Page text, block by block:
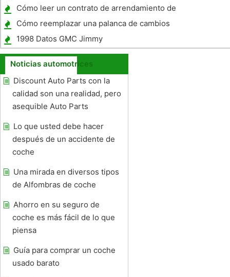
almacenamiento
Cómo leer un contrato de arrendamiento de
coches
Cómo reemplazar una palanca de cambios
1998 Datos GMC Jimmy
Noticias automotrices
Discount Auto Parts con la
calidad son una realidad, pero
asequible Auto Parts
Lo que usted debe hacer
después de un accidente de
coche
Una mirada en diversos tipos
de Alfombras de coche
Ahorro en su seguro de
coche es más fácil de lo que
piensa
Guía para comprar un coche
usado barato